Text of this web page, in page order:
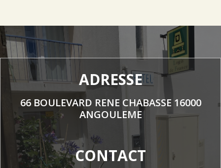
ADRESSE
66 BOULEVARD RENE CHABASSE 16000
ANGOULEME
CONTACT